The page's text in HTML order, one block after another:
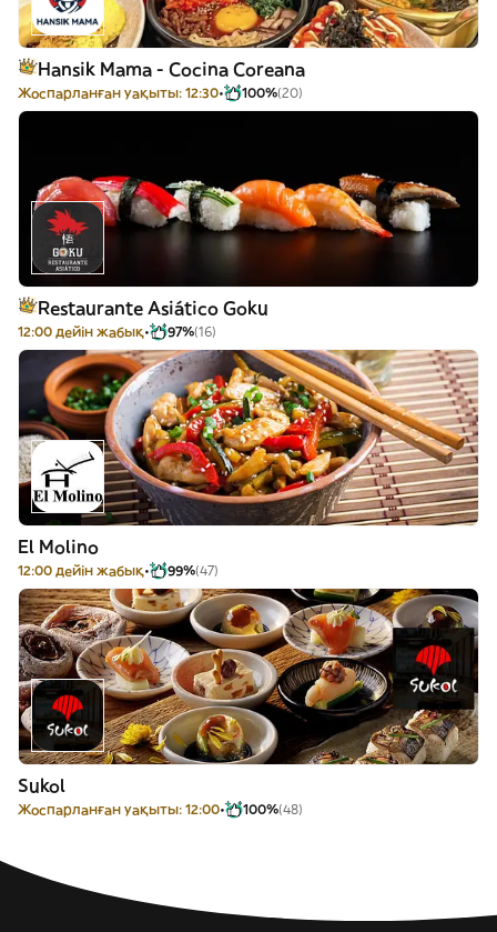
Hansik Mama - Cocina Coreana
Жоспарланған уақыты: 12:30 100%(20)
Restaurante Asiático Goku
12:00 дейін жабық 97%(16)
El Molino
12:00 дейін жабық 99%(47)
Sukol
Жоспарланған уақыты: 12:00 100%(48)